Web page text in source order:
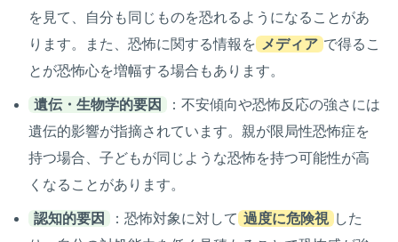
を見て、自分も同じものを恐れるようになることがあ
ります。また、恐怖に関する情報を メディア で得るこ
とが恐怖心を増幅する場合もあります。
遺伝・生物学的要因
：不安傾向や恐怖反応の強さには
遺伝的影響が指摘されています。親が限局性恐怖症を
持つ場合、子どもが同じような恐怖を持つ可能性が高
くなることがあります。
認知的要因 ：恐怖対象に対して 過度に危険視 した